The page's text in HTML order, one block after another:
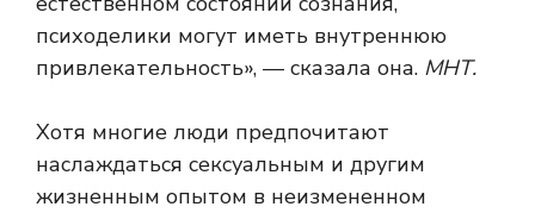
психоделики могут иметь внутреннюю
привлекательность», — сказала она. МНТ.
Хотя многие люди предпочитают
наслаждаться сексуальным и другим
жизненным опытом в неизмененном